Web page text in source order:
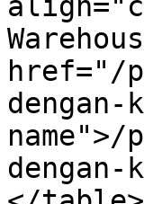
href="/
dengan-
name">/
dengan-